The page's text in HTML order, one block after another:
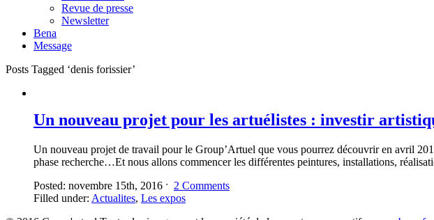
Revue de presse
Newsletter
Bena
Message
Posts Tagged ‘denis forissier’
Un nouveau projet pour les artuélistes : investir
Un nouveau projet de travail pour le Group’Artuel que vous pourrez découvrir en avril
phase recherche…Et nous allons commencer les différentes peintures, installations,
Posted: novembre 15th, 2016 ˑ 2 Comments
Filled under: Actualites, Les expos